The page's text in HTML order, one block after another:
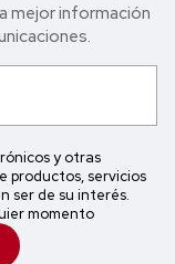
mejor in formación
y otras
productos, servicios
ser de su interés.
momento